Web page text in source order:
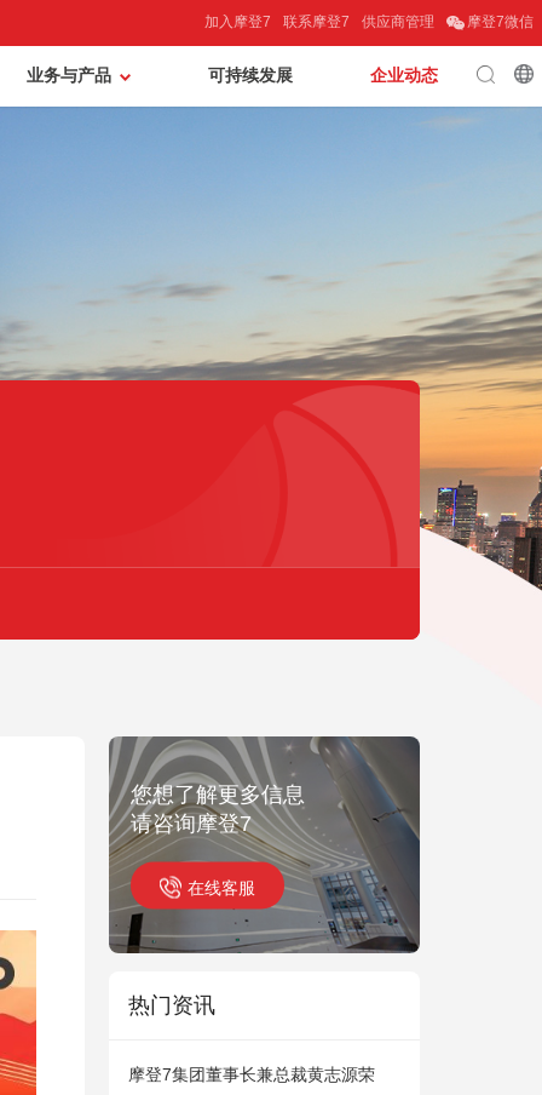
摩登7微信
供应商管理
联系摩登7
加入摩登7
企业动态
可持续发展
业务与产品
您想了解更多信息
请咨询摩登7
在线客服
热门资讯
摩登7集团董事长兼总裁黄志源荣